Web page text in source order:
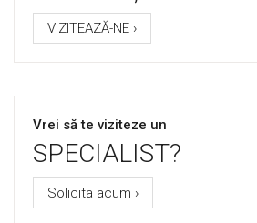
VIZITEAZĂ-NE ›
Vrei să te viziteze un
SPECIALIST?
Solicita acum ›